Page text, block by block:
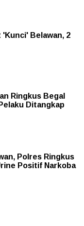
Belawan, 2
Ringkus Begal
Ditangkap
Polres Ringkus
Positif Narkoba